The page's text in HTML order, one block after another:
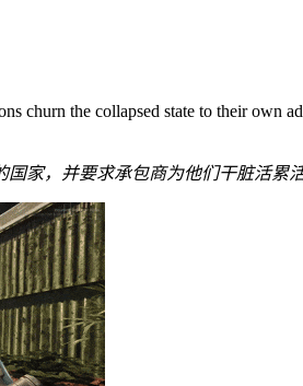
churn the collapsed state to their own
家，并要求承包商为他们干脏活累